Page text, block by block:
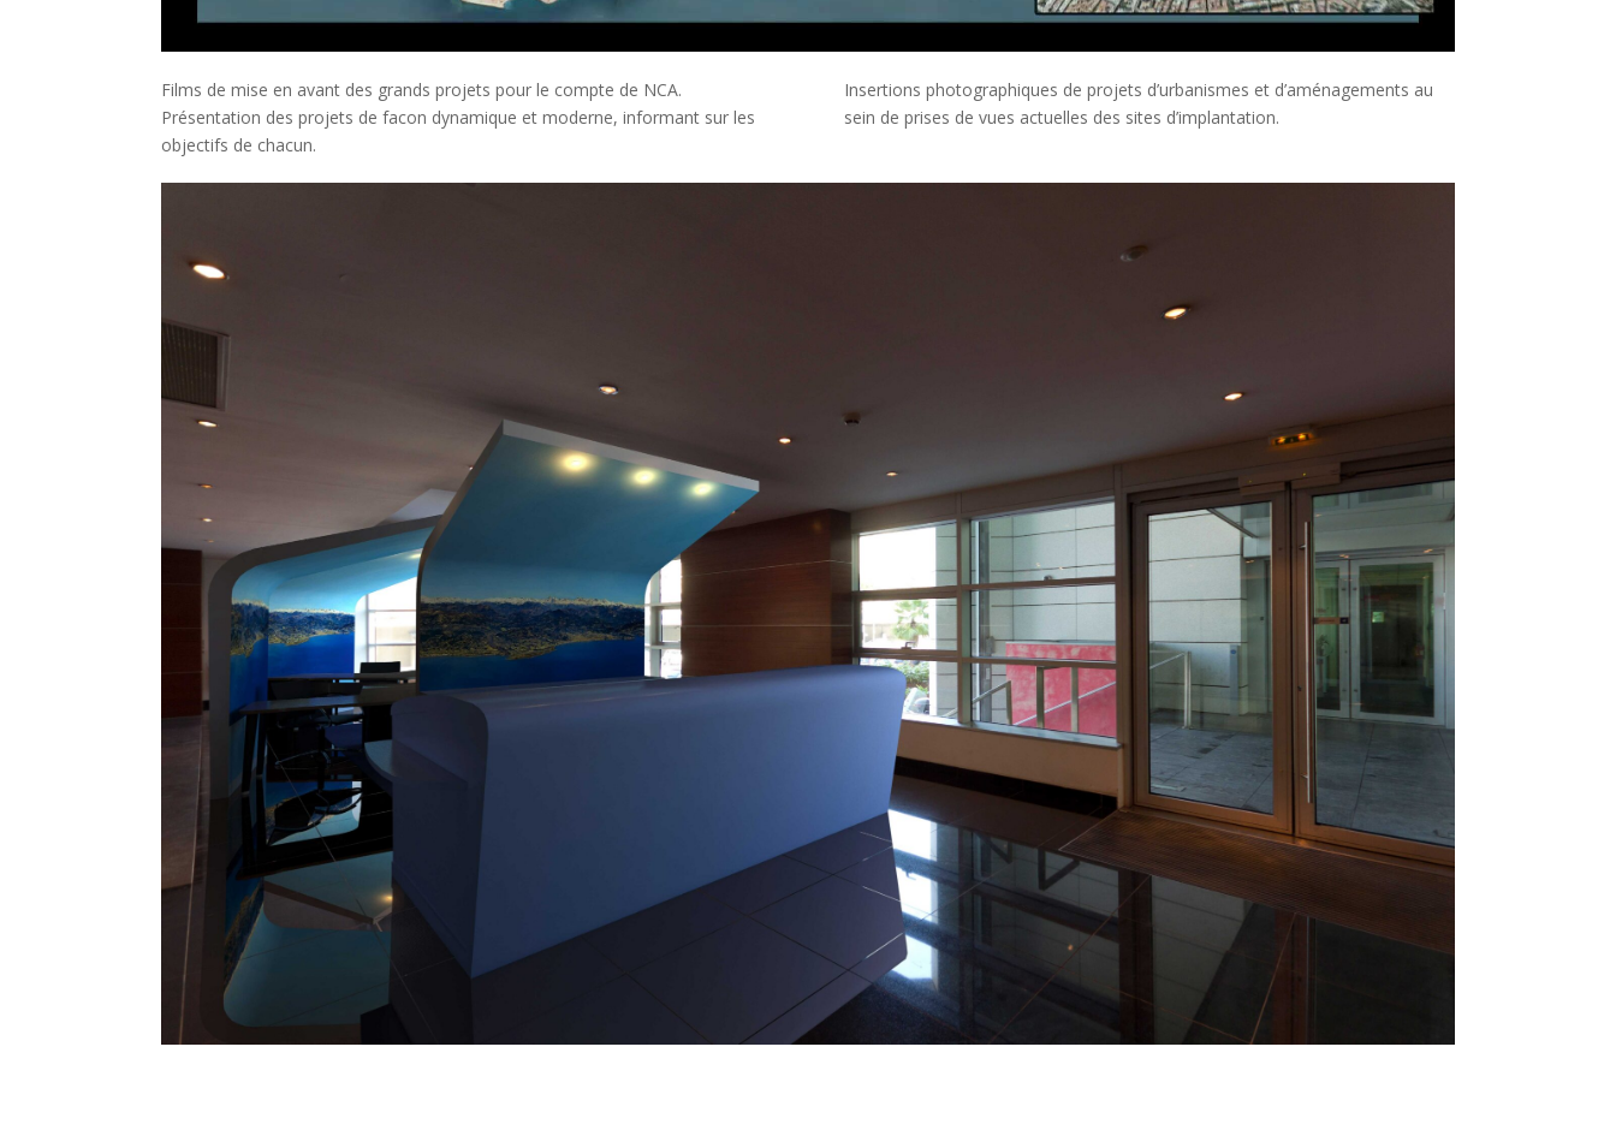
Films de mise en avant des grands projets pour le compte de NCA.
Présentation des projets de facon dynamique et moderne, informant sur les
objectifs de chacun.
Insertions photographiques de projets d’urbanismes et d’aménagements au
sein de prises de vues actuelles des sites d’implantation.